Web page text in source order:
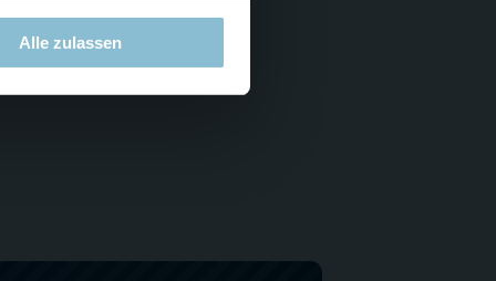
Alle zulassen
YULLBE GO